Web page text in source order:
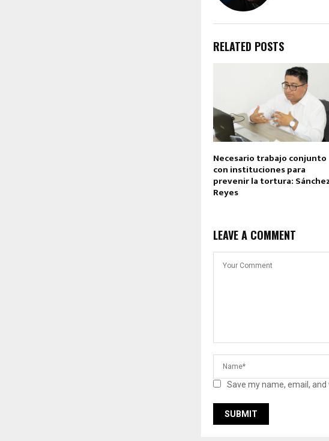
RELATED POSTS
Necesario trabajo conjunto
con instituciones para
prevenir la tortura:
Reyes
LEAVE A COMMENT
Save my name, email,